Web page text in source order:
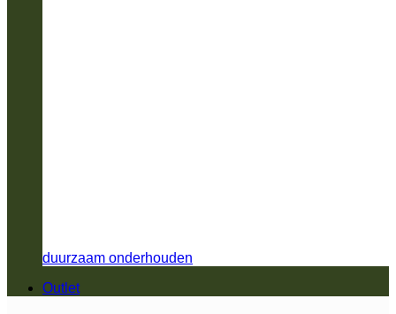
duurzaam onderhouden
Outlet